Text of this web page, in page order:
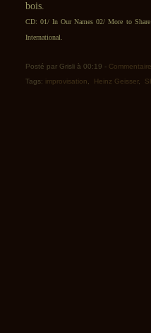
bois.
CD: 01/ In Our Names 02/ More to
International.
Posté par Grisli à 00:19 -
Tags: improvisation Heinz Geisser,